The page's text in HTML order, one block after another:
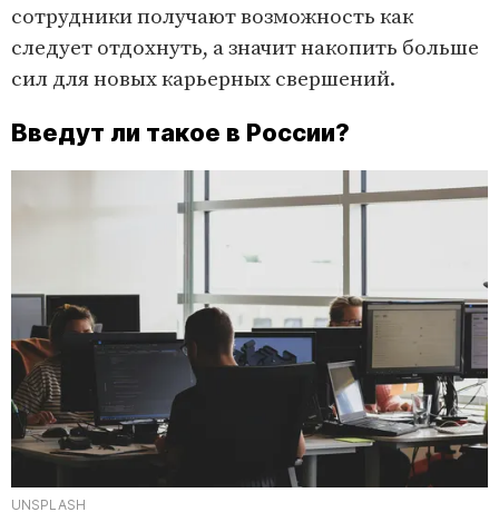
сотрудники получают возможность как
следует отдохнуть, а значит накопить больше
сил для новых карьерных свершений.
Введут ли такое в России?
UNSPLASH